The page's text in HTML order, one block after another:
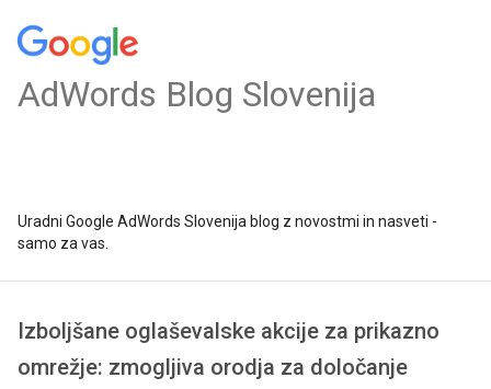
AdWords Blog Slovenija
Uradni Google AdWords Slovenija blog z novostmi in nasveti -
samo za vas.
Izboljšane oglaševalske akcije za prikazno
omrežje: zmogljiva orodja za določanje